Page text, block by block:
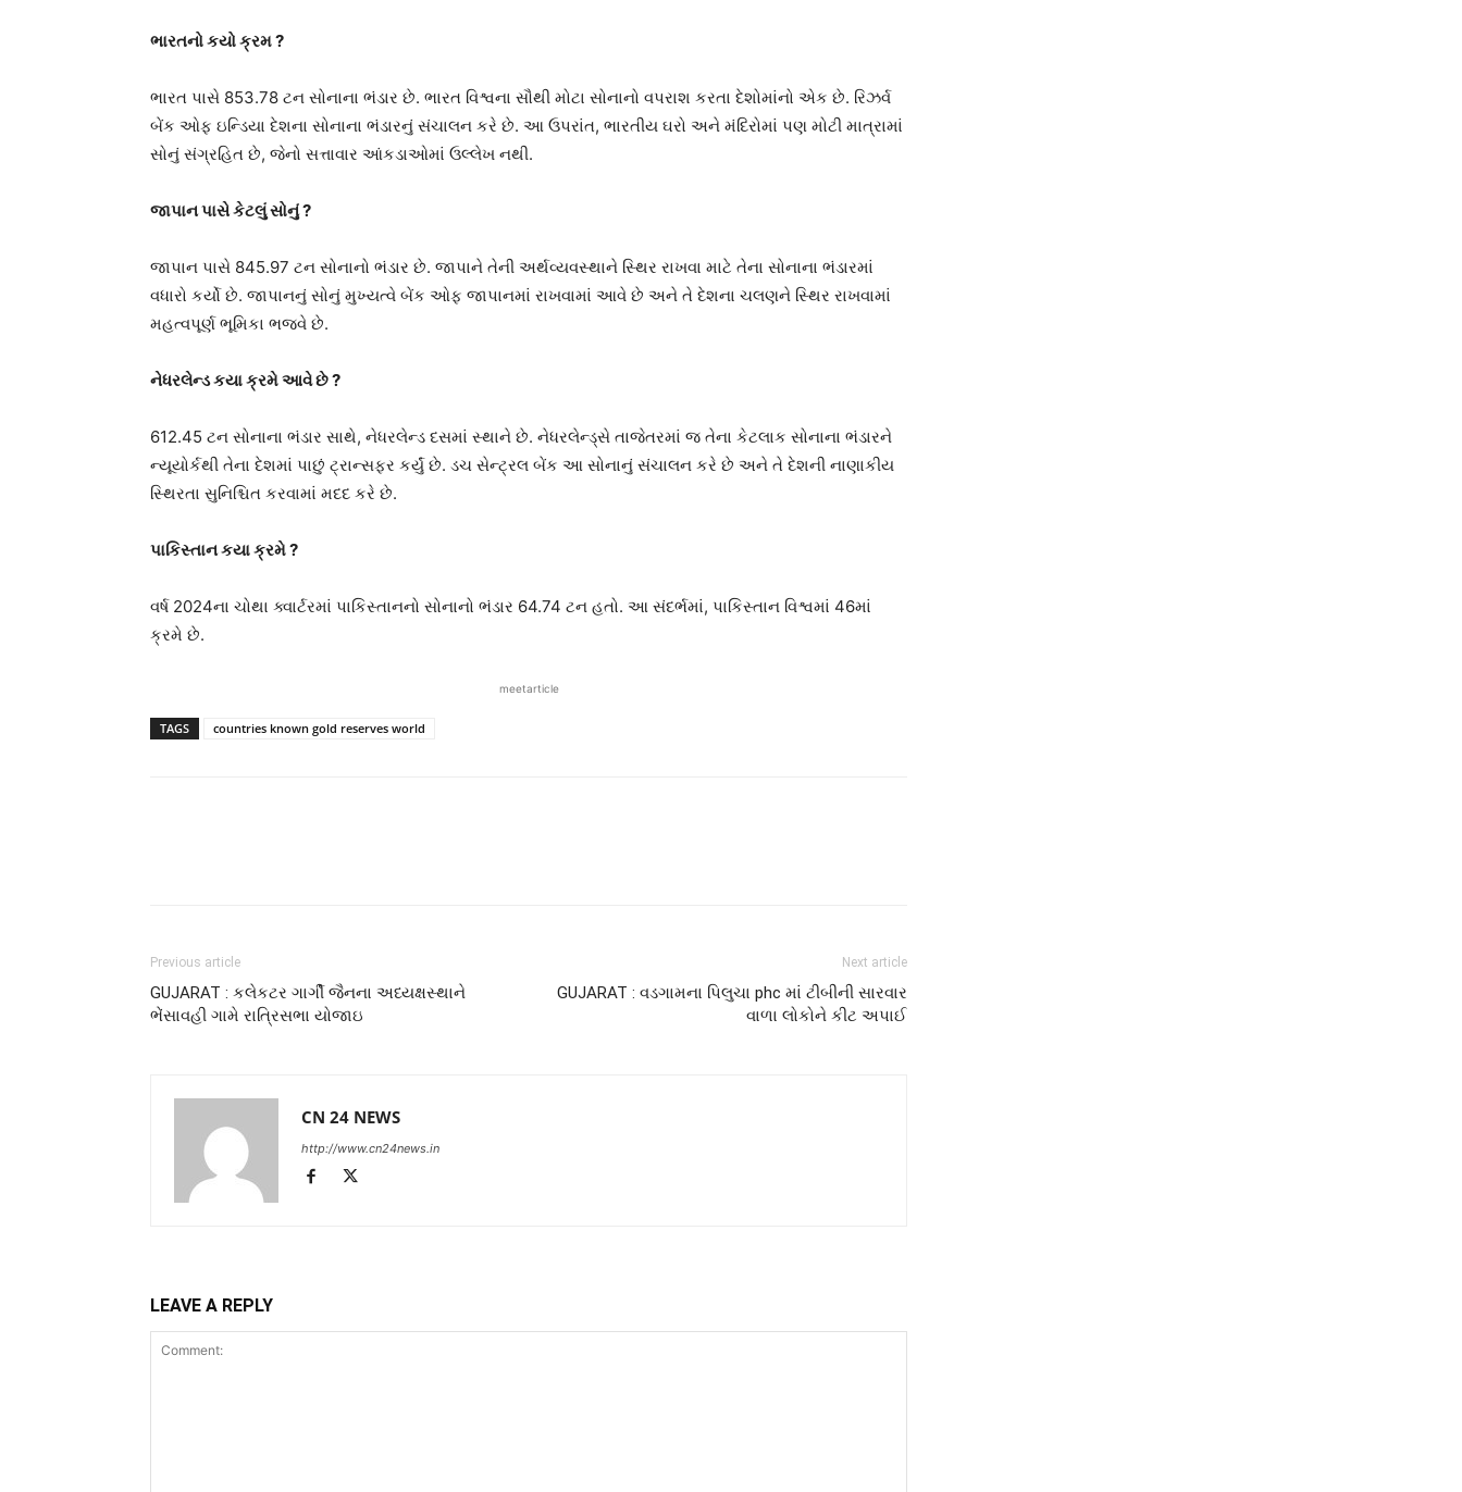
ભારતનો કયો ક્રમ ?
ભારત પાસે 853.78 ટન સોનાના ભંડાર છે. ભારત વિશ્વના સૌથી મોટા સોનાનો વપરાશ કરતા દેશોમાંનો એક છે. રિઝર્વ
બેંક ઓફ ઇન્ડિયા દેશના સોનાના ભંડારનું સંચાલન કરે છે. આ ઉપરાંત, ભારતીય ઘરો અને મંદિરોમાં પણ મોટી માત્રામાં
સોનું સંગ્રહિત છે, જેનો સત્તાવાર આંકડાઓમાં ઉલ્લેખ નથી.
જાપાન પાસે કેટલું સોનું ?
જાપાન પાસે 845.97 ટન સોનાનો ભંડાર છે. જાપાને તેની અર્થવ્યવસ્થાને સ્થિર રાખવા માટે તેના સોનાના ભંડારમાં
વધારો કર્યો છે. જાપાનનું સોનું મુખ્યત્વે બેંક ઓફ જાપાનમાં રાખવામાં આવે છે અને તે દેશના ચલણને સ્થિર રાખવામાં
મહત્વપૂર્ણ ભૂમિકા ભજવે છે.
નેધરલેન્ડ કયા ક્રમે આવે છે ?
612.45 ટન સોનાના ભંડાર સાથે, નેધરલેન્ડ દસમાં સ્થાને છે. નેધરલેન્ડ્સે તાજેતરમાં જ તેના કેટલાક સોનાના ભંડારને
ન્યૂયોર્કથી તેના દેશમાં પાછું ટ્રાન્સફર કર્યું છે. ડચ સેન્ટ્રલ બેંક આ સોનાનું સંચાલન કરે છે અને તે દેશની નાણાકીય
સ્થિરતા સુનિશ્ચિત કરવામાં મદદ કરે છે.
પાકિસ્તાન કયા ક્રમે ?
વર્ષ 2024ના ચોથા ક્વાર્ટરમાં પાકિસ્તાનનો સોનાનો ભંડાર 64.74 ટન હતો. આ સંદર્ભમાં, પાકિસ્તાન વિશ્વમાં 46માં
ક્રમે છે.
meetarticle
TAGS countries known gold reserves world
Previous article
GUJARAT : કલેકટર ગાર્ગી જૈનના અધ્યક્ષસ્થાને
ભેંસાવહી ગામે રાત્રિસભા યોજાઇ
Next article
GUJARAT : વડગામના પિલુચા phc માં ટીબીની સારવાર
વાળા લોકોને કીટ અપાઈ
CN 24 NEWS
http://www.cn24news.in
LEAVE A REPLY